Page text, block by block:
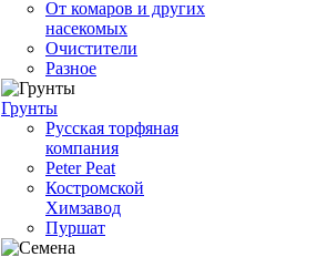
От комаров и других
насекомых
Очистители
Разное
Грунты
Русская торфяная
компания
Peter Peat
Костромской
Химзавод
Пуршат